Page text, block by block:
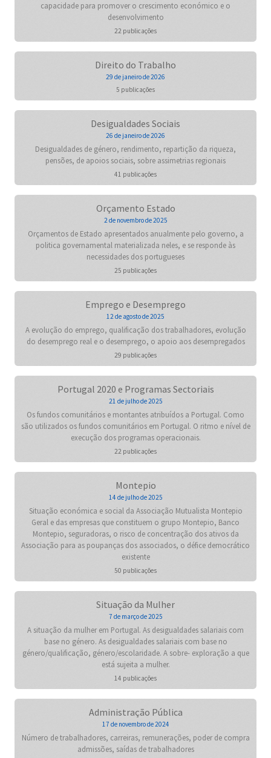
capacidade para promover o crescimento económico e o
desenvolvimento
22 publicações
Direito do Trabalho
29 de janeiro de 2026
5 publicações
Desigualdades Sociais
26 de janeiro de 2026
Desigualdades de género, rendimento, repartição da riqueza,
pensões, de apoios sociais, sobre assimetrias regionais
41 publicações
Orçamento Estado
2 de novembro de 2025
Orçamentos de Estado apresentados anualmente pelo governo, a
politica governamental materializada neles, e se responde às
necessidades dos portugueses
25 publicações
Emprego e Desemprego
12 de agosto de 2025
A evolução do emprego, qualificação dos trabalhadores, evolução
do desemprego real e o desemprego, o apoio aos desempregados
29 publicações
Portugal 2020 e Programas Sectoriais
21 de julho de 2025
Os fundos comunitários e montantes atribuídos a Portugal. Como
são utilizados os fundos comunitários em Portugal. O ritmo e nível de
execução dos programas operacionais.
22 publicações
Montepio
14 de julho de 2025
Situação económica e social da Associação Mutualista Montepio
Geral e das empresas que constituem o grupo Montepio, Banco
Montepio, seguradoras, o risco de concentração dos ativos da
Associação para as poupanças dos associados, o défice democrático
existente
50 publicações
Situação da Mulher
7 de março de 2025
A situação da mulher em Portugal. As desigualdades salariais com
base no género. As desigualdades salariais com base no
género/qualificação, género/escolaridade. A sobre- exploração a que
está sujeita a mulher.
14 publicações
Administração Pública
17 de novembro de 2024
Número de trabalhadores, carreiras, remunerações, poder de compra
admissões, saídas de trabalhadores